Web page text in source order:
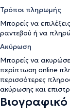
Τρόποι πληρωμής
Μπορείς να
ραντεβού ή να
Ακύρωση
Μπορείς να
περίπτωση online
περισσότερες
ακύρωσης και